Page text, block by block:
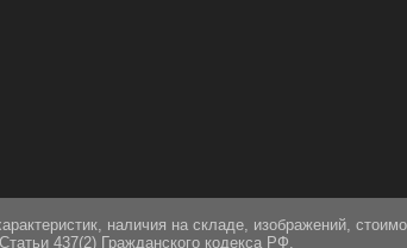
наличия на складе, изображений,
437(2) Гражданского кодекса РФ.